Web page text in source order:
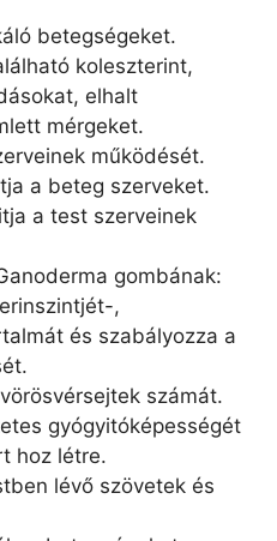
betegségeket.
koleszterint,
elhalt
mérgeket.
működését.
a beteg szerveket.
a test szerveinek
gombának:
,
és szabályozza a
számát.
gyógyitóképességét
hoz létre.
lévő szövetek és